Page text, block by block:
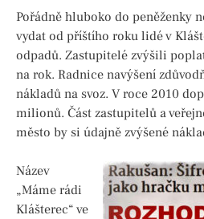
Pořádně hluboko do peněženky
vydat od příštího roku lidé v
odpadů. Zastupitelé zvýšili
na rok. Radnice navýšení
nákladů na svoz. V roce 2010
milionů. Část zastupitelů a
město by si údajně zvýšené
Název
„Máme rádi
Klášterec“ ve